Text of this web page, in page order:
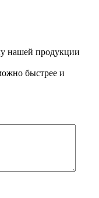
нашей продукции
быстрее и